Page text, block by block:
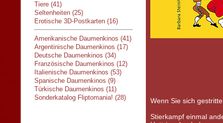
Tiere (41)
Seltenheiten (25)
Erotische 3D-Postkarten (16)
Amerikanische Daumenkinos (41)
Argentinische Daumenkinos (17)
Deutsche Daumenkinos (34)
Französische Daumenkinos (12)
Italienische Daumenkinos (53)
Spanische Daumenkinos (9)
Türkische Daumenkinos (11)
Sonderkatalog Fliptomania! (28)
Wenn Sie sich
Stierkampf einmal